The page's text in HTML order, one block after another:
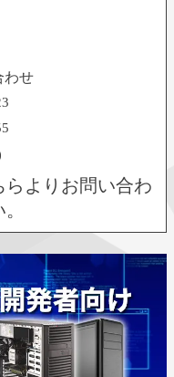
わせ
よりお問い合わ